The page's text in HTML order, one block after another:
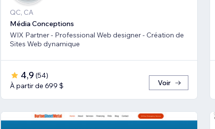
QC, CA
Média Conceptions
WIX Partner - Professional Web designer - Création de
Sites Web dynamique
4,9 (54)
À partir de 699 $
Voir